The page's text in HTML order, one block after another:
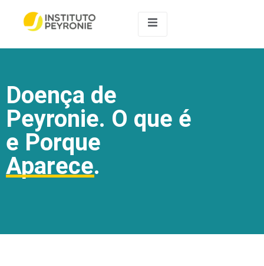
Doença de
Peyronie. O que é
e Porque
Aparece.